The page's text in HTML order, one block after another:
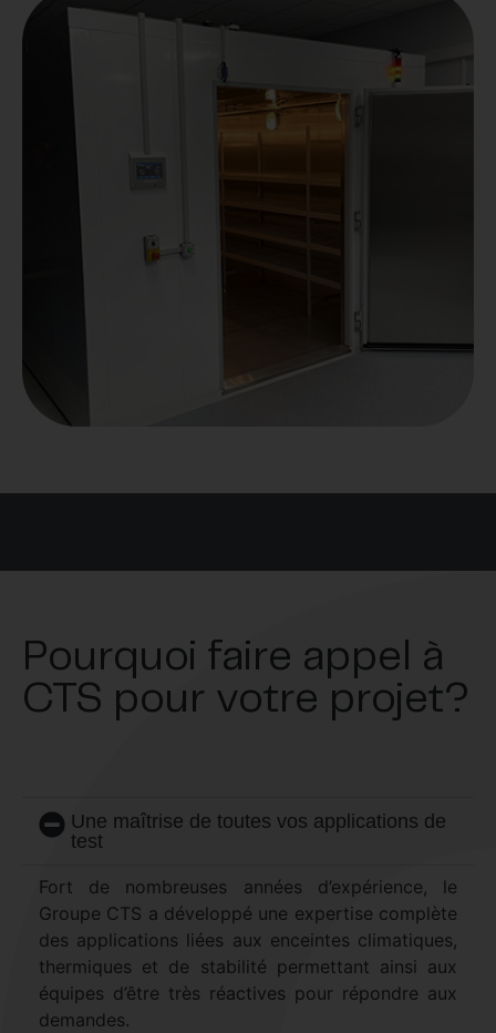
Pourquoi faire appel à
CTS pour votre projet?
Une maîtrise de toutes vos applications de
test
Fort de nombreuses années d’expérience, le
Groupe CTS a développé une expertise complète
des applications liées aux enceintes climatiques,
thermiques et de stabilité permettant ainsi aux
équipes d’être très réactives pour répondre aux
demandes.